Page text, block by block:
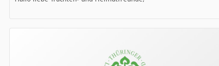
Wir wünschen Euch viel Spaß beim Lesen.